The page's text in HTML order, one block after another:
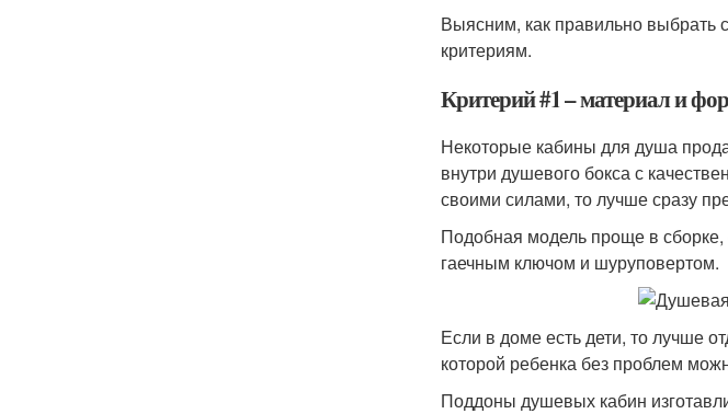
Выясним, как правильно выбрать
критериям.
Критерий #1 – материал и
Некоторые кабины для душа
внутри душевого бокса с
своими силами, то лучше сразу
Подобная модель проще в сборке,
гаечным ключом и шуруповертом.
Если в доме есть дети, то лучше
которой ребенка без проблем
Поддоны душевых кабин